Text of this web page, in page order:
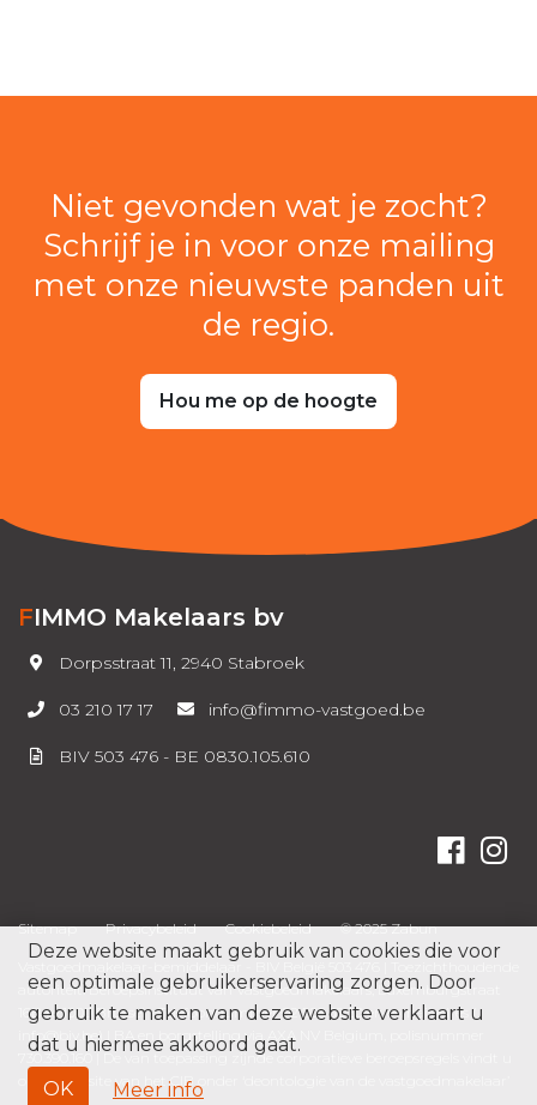
Niet gevonden wat je zocht?
Schrijf je in voor onze mailing
met onze nieuwste panden uit
de regio.
Hou me op de hoogte
FIMMO Makelaars bv
Dorpsstraat 11, 2940 Stabroek
03 210 17 17 info@fimmo-vastgoed.be
BIV 503 476 - BE 0830.105.610
Sitemap Privacybeleid Cookiebeleid © 2025 Zabun
Vastgoedmakelaar-bemiddelaar - BIV België 503 476 |
autoriteit: Beroepsinstituut van Vastgoedmakelaars, Luxemburgstraat
16B te 1000 Brussel - Telefoonnummer02 505 38 50en e-mailadres (
info@biv.be )
| BA en borgstelling via AXA NV Belgium, polisnummer
730.390.160 | De van toepassing zijnde corporatieve beroepsregels vindt u
op de website van het CIB onder ‘
Deze website maakt gebruik van cookies die voor
een optimale gebruikerservaring zorgen. Door
gebruik te maken van deze website verklaart u
dat u hiermee akkoord gaat.
OK
Meer info